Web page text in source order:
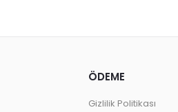
ÖDEME
Gizlilik Politikası